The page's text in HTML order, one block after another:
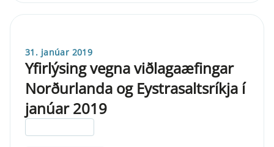
31. janúar 2019
Yfirlýsing vegna viðlagaæfingar
Norðurlanda og Eystrasaltsríkja í
janúar 2019